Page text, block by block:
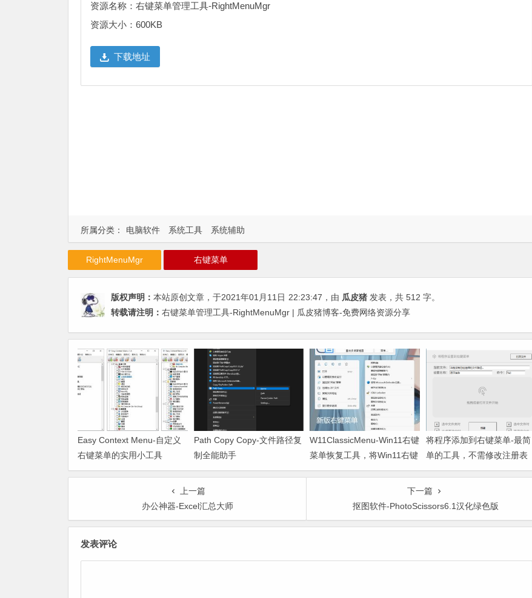
资源名称：右键菜单管理工具-RightMenuMgr
资源大小：600KB
下载地址
所属分类： 电脑软件 系统工具 系统辅助
RightMenuMgr 右键菜单
版权声明： 本站原创文章，于2021年01月11日 22:23:47 ，由 瓜皮猪 发表，共 512 字。
转载请注明： 右键菜单管理工具-RightMenuMgr | 瓜皮猪博客-免费网络资源分享
Easy Context Menu-自定义
右键菜单的实用小工具
Path Copy Copy-文件路径复
制全能助手
W11ClassicMenu-Win11右键
菜单恢复工具，将Win11右键
菜单恢复回win10样式
将程序添加到右键菜单-最简
单的工具，不需修改注册表
上一篇
办公神器-Excel汇总大师
下一篇
抠图软件-PhotoScissors6.1汉化绿色版
发表评论